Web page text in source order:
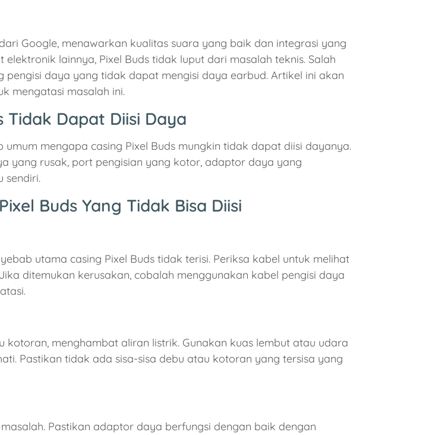
Google, menawarkan kualitas suara yang baik dan integrasi yang
lainnya, Pixel Buds tidak luput dari masalah teknis. Salah
daya yang tidak dapat mengisi daya earbud. Artikel ini akan
mengatasi masalah ini.
Tidak Dapat Diisi Daya
mengapa casing Pixel Buds mungkin tidak dapat diisi dayanya.
yang rusak, port pengisian yang kotor, adaptor daya yang
sendiri.
Buds Yang Tidak Bisa Diisi
utama casing Pixel Buds tidak terisi. Periksa kabel untuk melihat
ditemukan kerusakan, cobalah menggunakan kabel pengisi daya
menghambat aliran listrik. Gunakan kuas lembut atau udara
Pastikan tidak ada sisa-sisa debu atau kotoran yang tersisa yang
Pastikan adaptor daya berfungsi dengan baik dengan